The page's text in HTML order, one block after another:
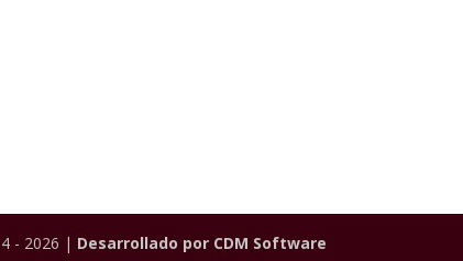
- 2026 | Desarrollado por CDM Software